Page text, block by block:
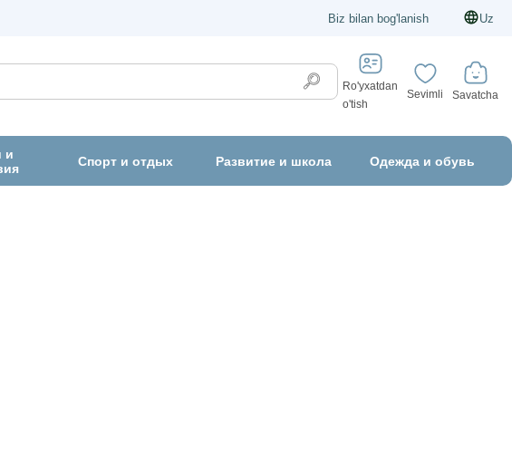
Biz bilan bog'lanish Uz
Ro'yxatdan
o'tish
Sevimli Savatcha
и
Спорт и отдых Развитие и школа Одежда и обувь